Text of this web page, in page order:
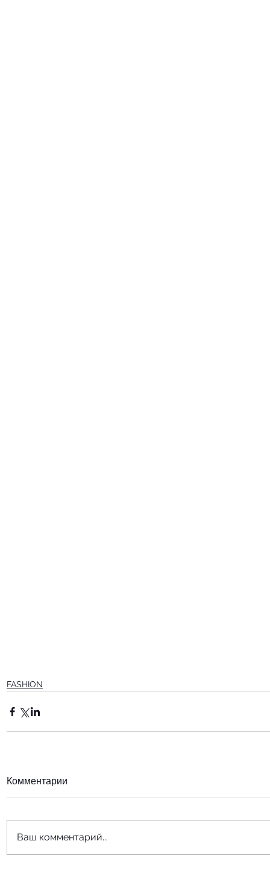
FASHION
Комментарии
Ваш комментарий...